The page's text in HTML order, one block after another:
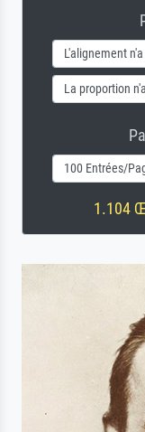
1.104